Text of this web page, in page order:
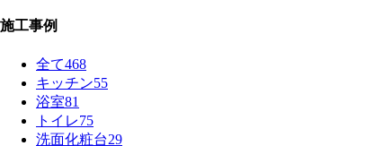
施工事例
全て468
キッチン55
浴室81
トイレ75
洗面化粧台29